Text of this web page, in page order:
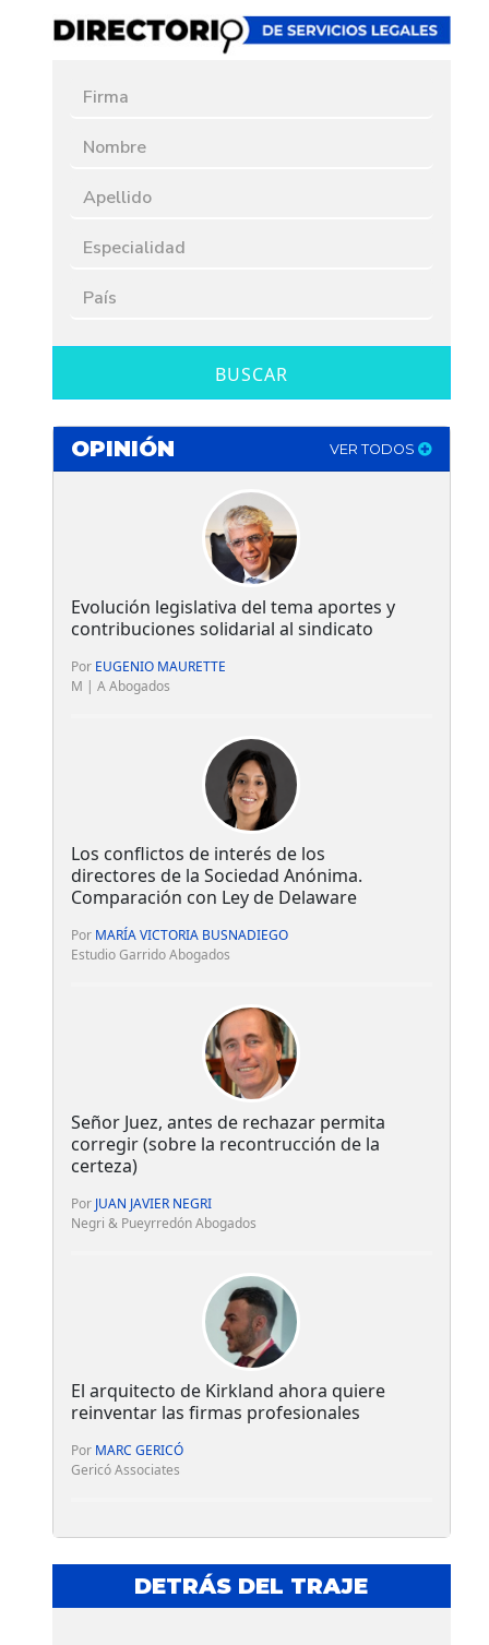
BUSCAR
OPINIÓN VER TODOS
Evolución legislativa del tema aportes y
contribuciones solidarial al sindicato
Por EUGENIO MAURETTE
M | A Abogados
Los conflictos de interés de los
directores de la Sociedad Anónima.
Comparación con Ley de Delaware
Por MARÍA VICTORIA BUSNADIEGO
Estudio Garrido Abogados
Señor Juez, antes de rechazar permita
corregir (sobre la recontrucción de la
certeza)
Por JUAN JAVIER NEGRI
Negri & Pueyrredón Abogados
El arquitecto de Kirkland ahora quiere
reinventar las firmas profesionales
Por MARC GERICÓ
Gericó Associates
DETRÁS DEL TRAJE